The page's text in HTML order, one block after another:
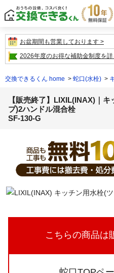
お盆期間も営業しております
2026年度のお得な補助金制度を詳
交換できるくん home 蛇口(水栓)
【販売終了】LIXIL(INAX)｜
プ)2ハンドル混合栓
SF-130-G
こちらの商品は